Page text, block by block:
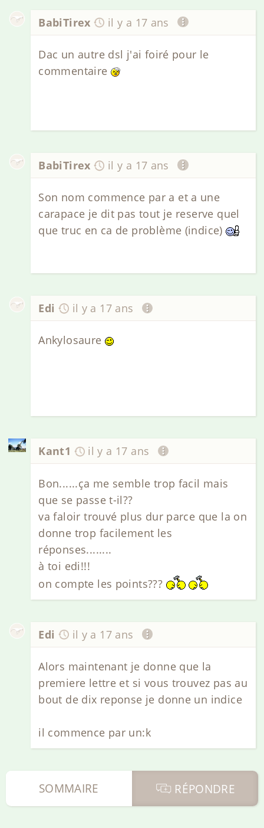
BabiTirex il y a 17 ans
Dac un autre dsl j'ai foiré pour le
commentaire
BabiTirex il y a 17 ans
Son nom commence par a et a une
carapace je dit pas tout je reserve quel
que truc en ca de problème (indice)
Edi il y a 17 ans
Ankylosaure
Kant1 il y a 17 ans
Bon......ça me semble trop facil mais
que se passe t-il??
va faloir trouvé plus dur parce que la on
donne trop facilement les
réponses........
à toi edi!!!
on compte les points???
Edi il y a 17 ans
Alors maintenant je donne que la
premiere lettre et si vous trouvez pas au
bout de dix reponse je donne un indice
il commence par un:k
RÉPONDRE
SOMMAIRE